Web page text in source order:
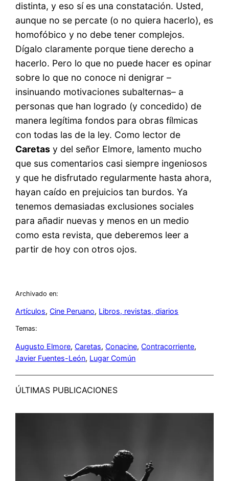
distinta, y eso sí es una constatación. Usted,
aunque no se percate (o no quiera hacerlo), es
homofóbico y no debe tener complejos.
Dígalo claramente porque tiene derecho a
hacerlo. Pero lo que no puede hacer es opinar
sobre lo que no conoce ni denigrar –
insinuando motivaciones subalternas– a
personas que han logrado (y concedido) de
manera legítima fondos para obras fílmicas
con todas las de la ley. Como lector de
Caretas y del señor Elmore, lamento mucho
que sus comentarios casi siempre ingeniosos
y que he disfrutado regularmente hasta ahora,
hayan caído en prejuicios tan burdos. Ya
tenemos demasiadas exclusiones sociales
para añadir nuevas y menos en un medio
como esta revista, que deberemos leer a
partir de hoy con otros ojos.
Archivado en:
Artículos, Cine Peruano, Libros, revistas, diarios
Temas:
Augusto Elmore, Caretas, Conacine, Contracorriente
Javier Fuentes-León, Lugar Común
ÚLTIMAS PUBLICACIONES